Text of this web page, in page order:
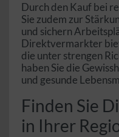
Durch den Kauf bei
Sie zudem zur
und sichern
Direktvermarkter
die unter strengen
haben Sie die
und gesunde
Finden Sie
in Ihrer